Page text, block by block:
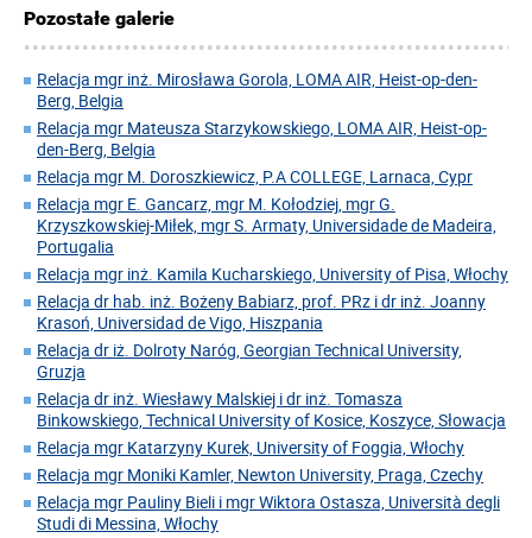
Pozostałe galerie
Relacja mgr inż. Mirosława Gorola, LOMA AIR, Heist-op-den-
Berg, Belgia
Relacja mgr Mateusza Starzykowskiego, LOMA AIR, Heist-op-
den-Berg, Belgia
Relacja mgr M. Doroszkiewicz, P.A COLLEGE, Larnaca, Cypr
Relacja mgr E. Gancarz, mgr M. Kołodziej, mgr G.
Krzyszkowskiej-Miłek, mgr S. Armaty, Universidade de Madeira,
Portugalia
Relacja mgr inż. Kamila Kucharskiego, University of Pisa, Włochy
Relacja dr hab. inż. Bożeny Babiarz, prof. PRz i dr inż. Joanny
Krasoń, Universidad de Vigo, Hiszpania
Relacja dr iż. Dolroty Naróg, Georgian Technical University,
Gruzja
Relacja dr inż. Wiesławy Malskiej i dr inż. Tomasza
Binkowskiego, Technical University of Kosice, Koszyce, Słowacja
Relacja mgr Katarzyny Kurek, University of Foggia, Włochy
Relacja mgr Moniki Kamler, Newton University, Praga, Czechy
Relacja mgr Pauliny Bieli i mgr Wiktora Ostasza, Università degli
Studi di Messina, Włochy